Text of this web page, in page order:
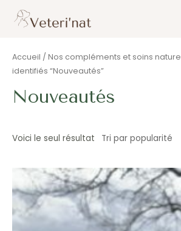
Accueil / Nos compléments et soins
identifiés “Nouveautés”
Nouveautés
Voici le seul résultat